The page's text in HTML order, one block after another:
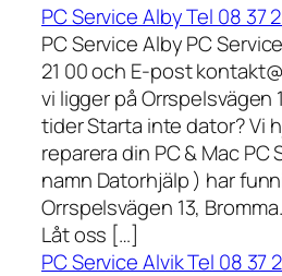
PC Service Alby Tel 08 37
PC Service Alby PC
21 00 och E-post
vi ligger på Orrspelsvägen
tider Starta inte dator? Vi
reparera din PC & Mac
namn Datorhjälp ) har
Orrspelsvägen 13,
Låt oss […]
PC Service Alvik Tel 08 37